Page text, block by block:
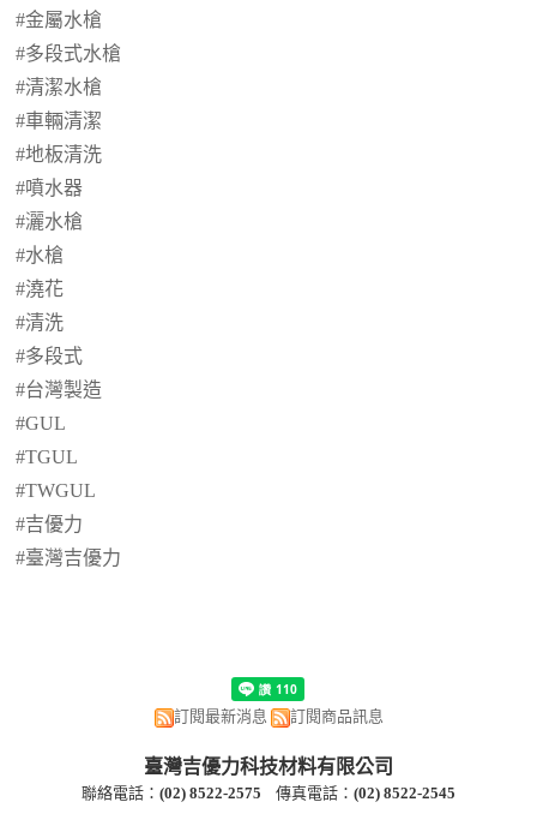
#金屬水槍
#多段式水槍
#清潔水槍
#車輛清潔
#地板清洗
#噴水器
#灑水槍
#水槍
#澆花
#清洗
#多段式
#台灣製造
#GUL
#TGUL
#TWGUL
#吉優力
#臺灣吉優力
訂閱最新消息 訂閱商品訊息
臺灣吉優力科技材料有限公司
聯絡電話： (02) 8522-2575 傳真電話： (02) 8522-2545